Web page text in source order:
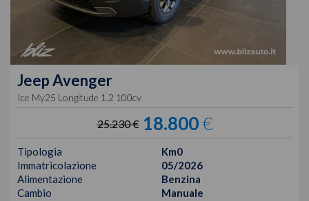
JeepAvenger
Ice My25 Longitude 1.2 100cv
25.230 € 18.800€
Tipologia
Km0
Immatricolazione
05/2026
Alimentazione
Benzina
Cambio
Manuale